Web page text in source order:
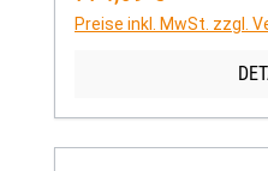
Preise inkl. MwSt. zzgl.